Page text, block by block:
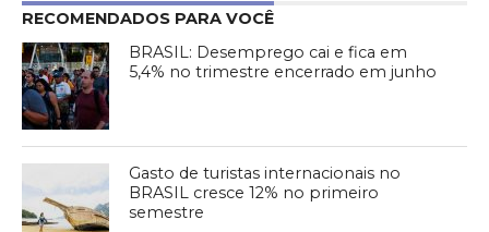
RECOMENDADOS PARA VOCÊ
BRASIL: Desemprego cai e fica em
5,4% no trimestre encerrado em junho
Gasto de turistas internacionais no
BRASIL cresce 12% no primeiro
semestre